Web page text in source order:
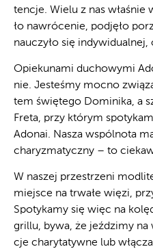
ten­cje. Wie­lu z nas
ło na­wró­ce­nie, pod­ję­ło
na­uczy­ło się
Opie­ku­na­mi du­cho­wy­mi
nie. Je­ste­śmy moc­no
tem świę­te­go Do­mi­ni­ka, a
Fre­ta, przy któ­rym
Ado­nai. Na­sza wspól­no­ta
cha­ry­zma­tycz­ny – to
W na­szej prze­strze­ni
miej­sce na trwa­łe wię­zi,
Spo­ty­ka­my się więc na
gril­lu, by­wa, że jeź­dzi­my
cje cha­ry­ta­tyw­ne lub